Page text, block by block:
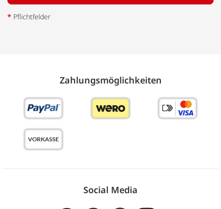
* Pflichtfelder
Zahlungs­möglich­keiten
Social Media